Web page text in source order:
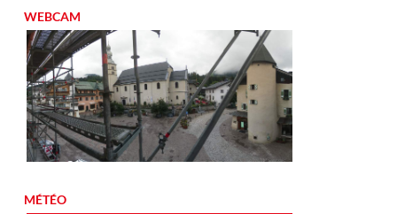
WEBCAM
MÉTÉO